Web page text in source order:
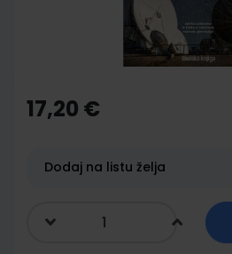
the
beginning
gallery
17,20 €
Dodaj na listu želja